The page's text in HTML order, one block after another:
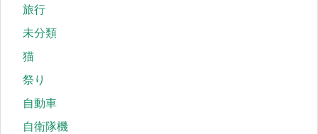
旅行
未分類
猫
祭り
自動車
自衛隊機